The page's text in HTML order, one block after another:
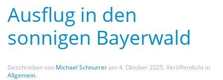
Ausflug in den
sonnigen Bayerwald
Geschrieben von Michael Schnurreram 4. Oktober 2025. Veröffentlicht in
Allgemein.